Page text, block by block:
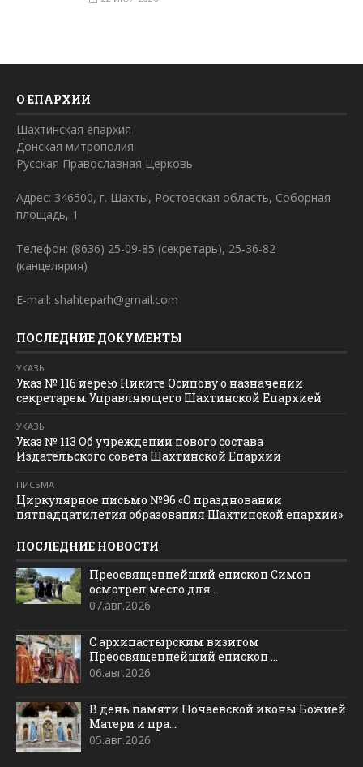
О ЕПАРХИИ
Шахтинская епархия
Донская митрополия
Русская Православная Церковь
Адрес: 346500, г. Шахты, Ростовская область, Соборная
площадь, 1
Телефон: (8636) 25-09-85 (секретарь), 25-36-82
(канцелярия)
E-mail: shahteparh@gmail.com
ПОСЛЕДНИЕ ДОКУМЕНТЫ
УКАЗЫ
Указ № 116 иерею Никите Осипову о назначении
секретарем Управляющего Шахтинской Епархией
УКАЗЫ
Указ № 113 Об учреждении нового состава
Издательского совета Шахтинской Епархии
ПИСЬМА
Циркулярное письмо №96 «О праздновании
пятнадцатилетия образования Шахтинской епархии»
ПОСЛЕДНИЕ НОВОСТИ
Преосвященнейший епископ Симон
осмотрел место для ...
07.авг.2026
С архипастырским визитом
Преосвященнейший епископ ...
06.авг.2026
В день памяти Почаевской иконы Божией
Матери и пра...
05.авг.2026